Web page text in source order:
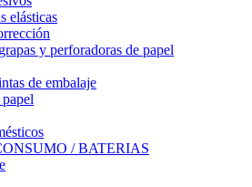
elásticas
y perforadoras de papel
de embalaje
/ BATERIAS